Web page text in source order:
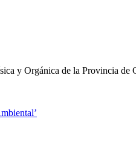
y Orgánica de la Provincia